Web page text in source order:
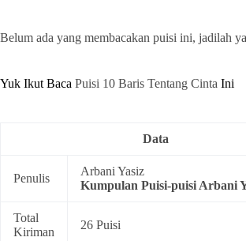
Belum ada yang membacakan puisi ini, jadilah
Yuk Ikut Baca Puisi 10 Baris Tentang Cinta Ini
Data
Penulis
Arbani Yasiz
Kumpulan Puisi-puisi Arbani
Total
Kiriman
26 Puisi